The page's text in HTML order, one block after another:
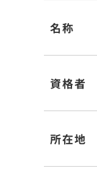
名称
資格者
所在地